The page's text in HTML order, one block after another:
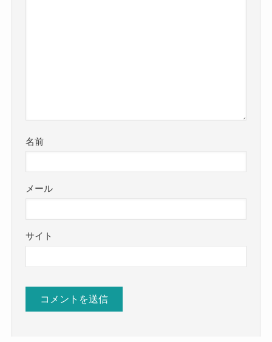
名前
メール
サイト